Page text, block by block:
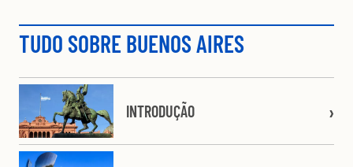
TUDO SOBRE BUENOS AIRES
INTRODUÇÃO